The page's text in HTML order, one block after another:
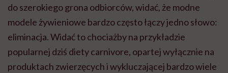
do szerokiego grona odbiorców, widać, że modne
modele żywieniowe bardzo często łączy jedno słowo:
eliminacja. Widać to chociażby na przykładzie
popularnej dziś diety carnivore, opartej wyłącznie na
produktach zwierzęcych i wykluczającej bardzo wiele